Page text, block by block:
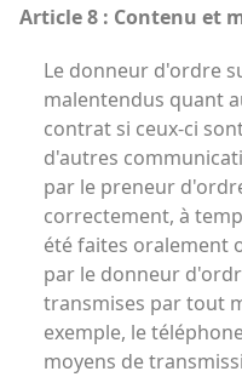
Article 8 : Contenu et
Le donneur d'ordre
malentendus quant
contrat si ceux-ci
d'autres
par le preneur
correctement, à
été faites oralement
par le donneur
transmises par tout
exemple, le
moyens de